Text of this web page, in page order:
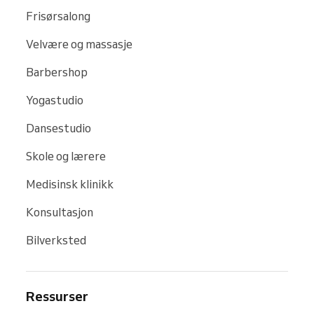
Frisørsalong
Velvære og massasje
Barbershop
Yogastudio
Dansestudio
Skole og lærere
Medisinsk klinikk
Konsultasjon
Bilverksted
Ressurser